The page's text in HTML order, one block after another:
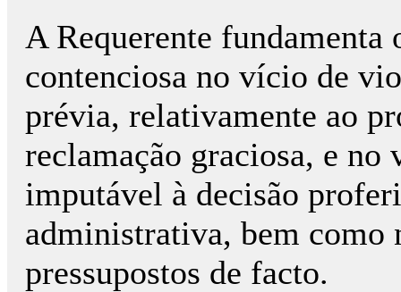
A Requerente fundamenta
contenciosa no vício de
prévia, relativamente ao
reclamação graciosa, e
imputável à decisão
administrativa, bem como
pressupostos de facto.